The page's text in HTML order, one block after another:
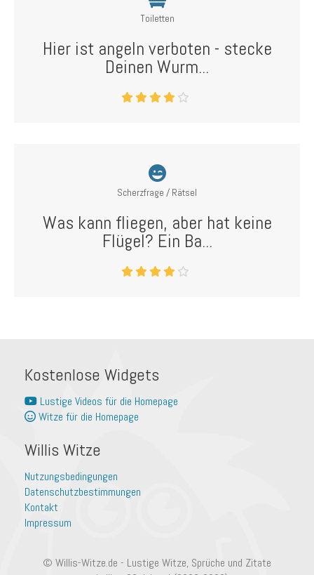
Toiletten
Hier ist angeln verboten - stecke
Deinen Wurm...
Scherzfrage / Rätsel
Was kann fliegen, aber hat keine
Flügel? Ein Ba...
Kostenlose Widgets
Lustige Videos für die Homepage
Witze für die Homepage
Willis Witze
Nutzungsbedingungen
Datenschutzbestimmungen
Kontakt
Impressum
© Willis-Witze.de - Lustige Witze, Sprüche und Zitate